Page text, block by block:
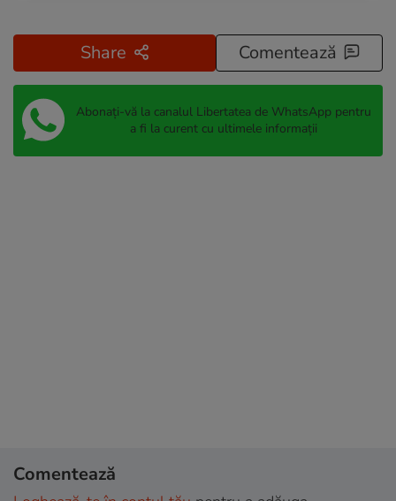
Share Comentează
Abonați-vă la canalul Libertatea de WhatsApp pentru
a fi la curent cu ultimele informații
Comentează